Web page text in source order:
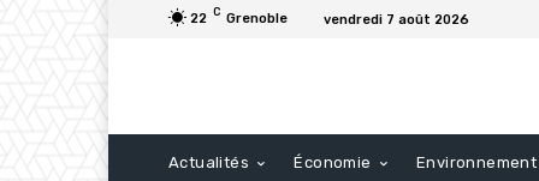
22 C Grenoble vendredi 7 août 2026
Actualités Économie Environnement